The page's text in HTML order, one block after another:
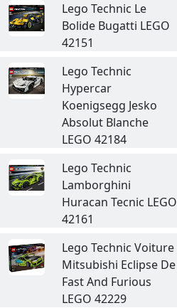
Lego Technic Le
Bolide Bugatti LEGO
42151
Lego Technic
Hypercar
Koenigsegg Jesko
Absolut Blanche
LEGO 42184
Lego Technic
Lamborghini
Huracan Tecnic LEGO
42161
Lego Technic Voiture
Mitsubishi Eclipse De
Fast And Furious
LEGO 42229